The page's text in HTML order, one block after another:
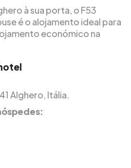
à sua porta, o F53
é o alojamento ideal para
económico na
Alghero, Itália.